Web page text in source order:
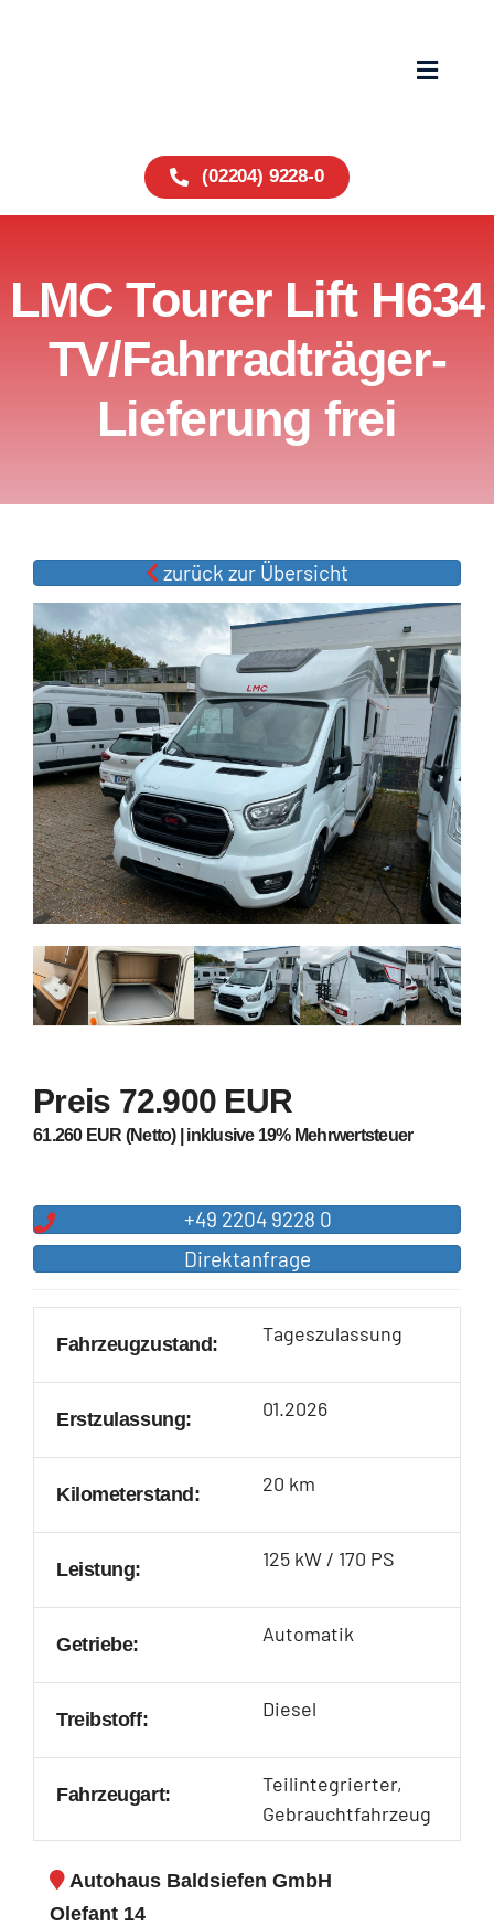
Toggle
Home
Fahrzeuge
Service
Über uns
Wohnmobile
(02204) 9228-0
LMC Tourer Lift H634
TV/Fahrradträger-
Lieferung frei
zurück zur Übersicht
Preis 72.900 EUR
61.260 EUR (Netto) inklusive 19% Mehrwertsteuer
+49 2204 9228 0
Direktanfrage
Fahrzeugzustand: Tageszulassung
Erstzulassung: 01.2026
Kilometerstand: 20 km
Leistung: 125 kW / 170 PS
Getriebe: Automatik
Treibstoff: Diesel
Fahrzeugart:
Teilintegrierter,
Gebrauchtfahrzeug
Autohaus Baldsiefen GmbH
Olefant 14